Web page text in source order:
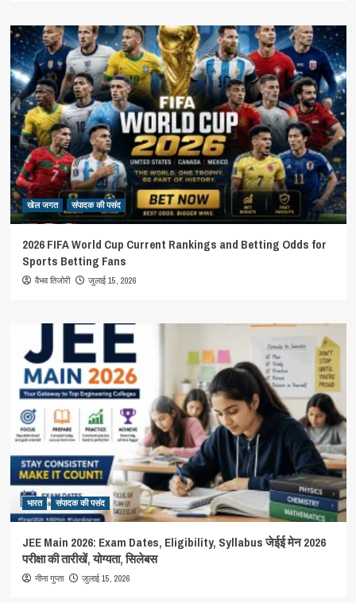
खेल जगत संपादक की पसंद
2026 FIFA World Cup Current Rankings and Betting Odds for
Sports Betting Fans
वैभव तिजोरी जुलाई 15, 2026
भारत संपादक की पसंद
JEE Main 2026: Exam Dates, Eligibility, Syllabus जेईई मेन 2026
परीक्षा की तारीखें, योग्यता, सिलेबस
नीना गुप्ता जुलाई 15, 2026